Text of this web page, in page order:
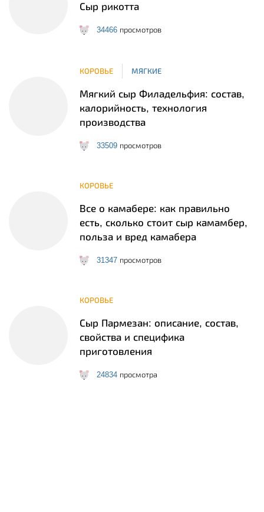
Сыр рикотта
34466 просмотров
КОРОВЬЕ МЯГКИЕ
Мягкий сыр Филадельфия: состав,
калорийность, технология
производства
33509 просмотров
КОРОВЬЕ
Все о камабере: как правильно
есть, сколько стоит сыр камамбер,
польза и вред камабера
31347 просмотров
КОРОВЬЕ
Сыр Пармезан: описание, состав,
свойства и специфика
приготовления
24834 просмотра